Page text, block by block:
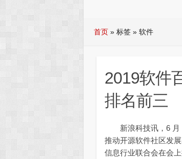
首页 » 标签 » 软件
2019软件
排名前三
新浪科技讯，6 月
推动开源软件社区发
信息行业联合会在会